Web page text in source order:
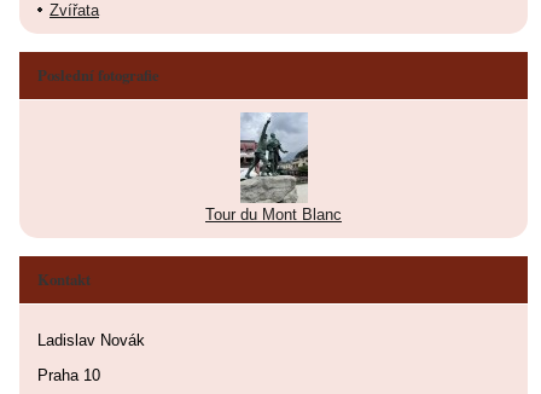
Zvířata
Poslední fotografie
Tour du Mont Blanc
Kontakt
Ladislav Novák
Praha 10